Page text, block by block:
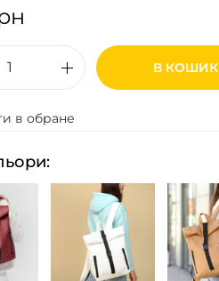
к
ж
і
В КОШИК
в обране